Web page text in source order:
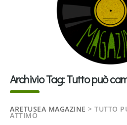
Archivio Tag:Tutto può
ARETUSEA MAGAZINE > TUTTO
ATTIMO